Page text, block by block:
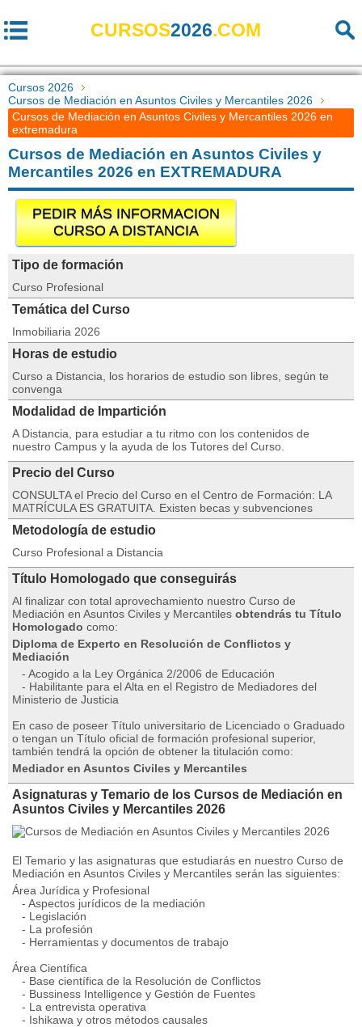
CURSOS2026.COM
Cursos 2026
Cursos de Mediación en Asuntos Civiles y Mercantiles 2026
Cursos de Mediación en Asuntos Civiles y Mercantiles 2026 en
extremadura
Cursos de Mediación en Asuntos Civiles y
Mercantiles 2026 en EXTREMADURA
PEDIR MÁS INFORMACION
CURSO A DISTANCIA
Tipo de formación
Curso Profesional
Temática del Curso
Inmobiliaria 2026
Horas de estudio
Curso a Distancia, los horarios de estudio son libres, según te
convenga
Modalidad de Impartición
A Distancia, para estudiar a tu ritmo con los contenidos de
nuestro Campus y la ayuda de los Tutores del Curso.
Precio del Curso
CONSULTA el Precio del Curso en el Centro de Formación: LA
MATRÍCULA ES GRATUITA. Existen becas y subvenciones
Metodología de estudio
Curso Profesional a Distancia
Título Homologado que conseguirás
Al finalizar con total aprovechamiento nuestro Curso de
Mediación en Asuntos Civiles y Mercantiles obtendrás tu Título
Homologado como:
Diploma de Experto en Resolución de Conflictos y
Mediación
- Acogido a la Ley Orgánica 2/2006 de Educación
- Habilitante para el Alta en el Registro de Mediadores del
Ministerio de Justicia
En caso de poseer Título universitario de Licenciado o Graduado
o tengan un Título oficial de formación profesional superior,
también tendrá la opción de obtener la titulación como:
Mediador en Asuntos Civiles y Mercantiles
Asignaturas y Temario de los Cursos de Mediación en
Asuntos Civiles y Mercantiles 2026
El Temario y las asignaturas que estudiarás en nuestro Curso de
Mediación en Asuntos Civiles y Mercantiles serán las siguientes:
Área Jurídica y Profesional
- Aspectos jurídicos de la mediación
- Legislación
- La profesión
- Herramientas y documentos de trabajo
Área Científica
- Base científica de la Resolución de Conflictos
- Bussiness Intelligence y Gestión de Fuentes
- La entrevista operativa
- Ishikawa y otros métodos causales